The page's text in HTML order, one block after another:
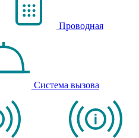
Проводная
Система вызова